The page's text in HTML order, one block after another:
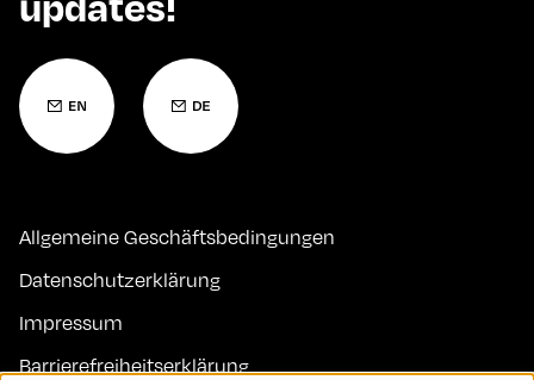
Allgemeine Geschäftsbedingungen
Datenschutzerklärung
Impressum
Barrierefreiheitserklärung